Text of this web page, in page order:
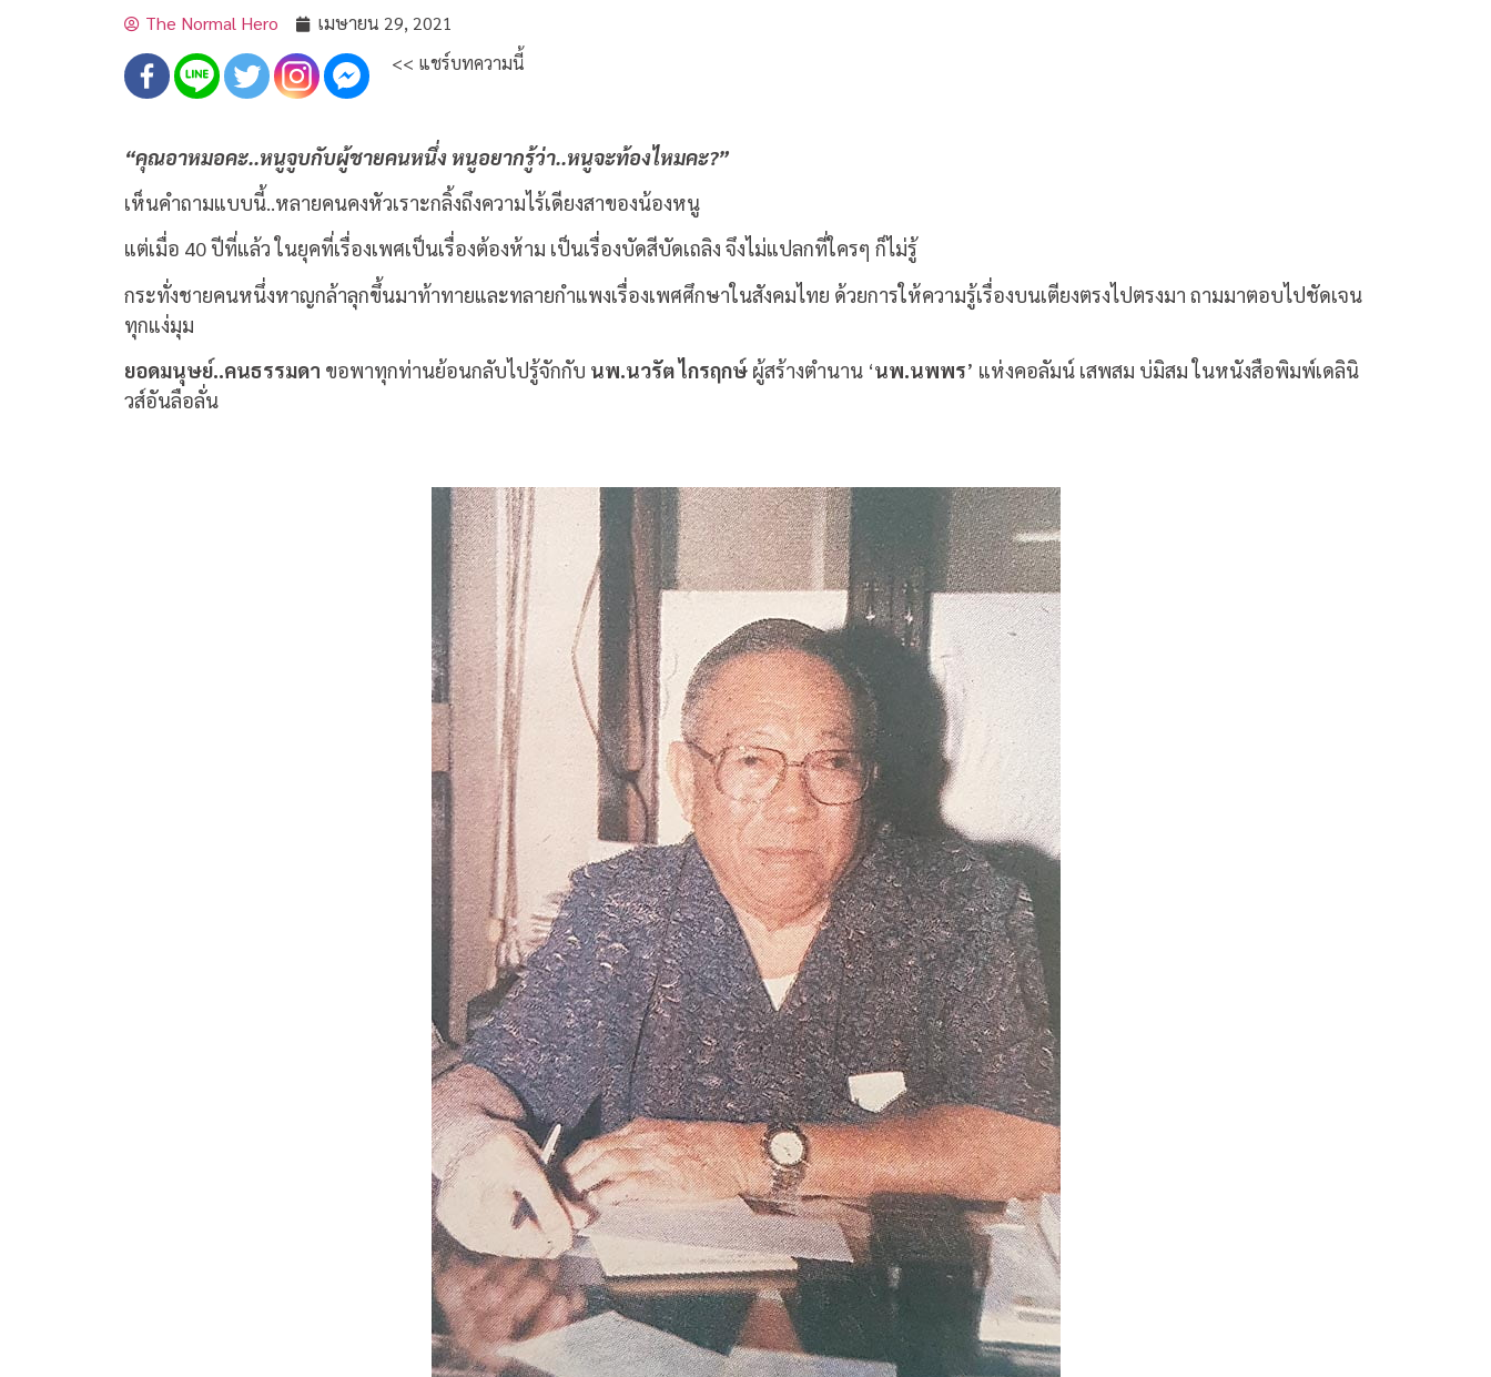
The Normal Hero
เมษายน 29, 2021
<< แชร์บทความนี้
“คุณอาหมอคะ..หนูจูบกับผู้ชายคนหนึ่ง หนูอยากรู้ว่า..หนูจะท้องไหมคะ?”
เห็นคำถามแบบนี้..หลายคนคงหัวเราะกลิ้งถึงความไร้เดียงสาของน้องหนู
แต่เมื่อ 40 ปีที่แล้ว ในยุคที่เรื่องเพศเป็นเรื่องต้องห้าม เป็นเรื่องบัดสีบัดเถลิง จึงไม่แปลกที่ใครๆ ก็ไม่รู้
กระทั่งชายคนหนึ่งหาญกล้าลุกขึ้นมาท้าทายและทลายกำแพงเรื่องเพศศึกษาในสังคมไทย ด้วยการให้ความรู้เรื่องบนเตียงตรงไปตรงมา ถามมาตอบไปชัดเจน
ทุกแง่มุม
ยอดมนุษย์..คนธรรมดา ขอพาทุกท่านย้อนกลับไปรู้จักกับ นพ.นวรัต ไกรฤกษ์ ผู้สร้างตำนาน ‘นพ.นพพร’ แห่งคอลัมน์ เสพสม บ่มิสม ในหนังสือพิมพ์เดลินิ
วส์อันลือลั่น